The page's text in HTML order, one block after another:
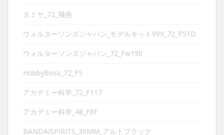
タミヤ_72_飛燕
ウォルターソンズジャパン_モデルキット999_72_P51D
ウォルターソンズジャパン_72_Fw190
HobbyBoss_72_F5
アカデミー科学_72_F117
アカデミー科学_48_F8F
BANDAISPIRITS_30MM_アルトブラック